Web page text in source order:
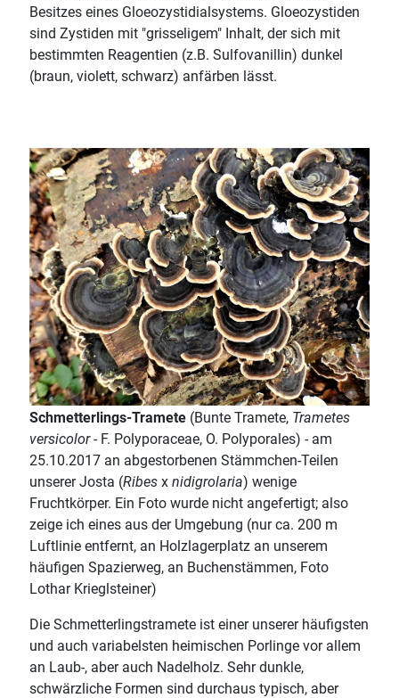
Besitzes eines Gloeozystidialsystems. Gloeozystiden
sind Zystiden mit "grisseligem" Inhalt, der sich mit
bestimmten Reagentien (z.B. Sulfovanillin) dunkel
(braun, violett, schwarz) anfärben lässt.
Schmetterlings-Tramete (Bunte Tramete, Trametes
versicolor- F. Polyporaceae, O. Polyporales) - am
25.10.2017 an abgestorbenen Stämmchen-Teilen
unserer Josta (Ribes x nidigrolaria) wenige
Fruchtkörper. Ein Foto wurde nicht angefertigt; also
zeige ich eines aus der Umgebung (nur ca. 200 m
Luftlinie entfernt, an Holzlagerplatz an unserem
häufigen Spazierweg, an Buchenstämmen, Foto
Lothar Krieglsteiner)
Die Schmetterlingstramete ist einer unserer häufigsten
und auch variabelsten heimischen Porlinge vor allem
an Laub-, aber auch Nadelholz. Sehr dunkle,
schwärzliche Formen sind durchaus typisch, aber